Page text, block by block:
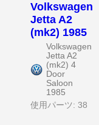
Volkswagen
Jetta A2
(mk2) 1985
Volkswagen
Jetta A2
(mk2) 4
Door
Saloon
1985
使用パーツ: 38